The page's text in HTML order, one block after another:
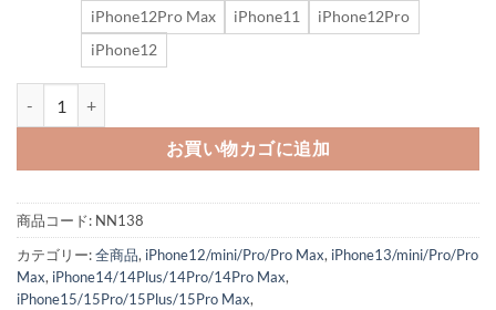
iPhone12Pro Max
iPhone11
iPhone12Pro
iPhone12
お買い物カゴに追加
商品コード: NN138
カテゴリー:全商品, iPhone12/mini/Pro/Pro Max, iPhone13/mini/Pro/Pro
Max, iPhone14/14Plus/14Pro/14Pro Max,
iPhone15/15Pro/15Plus/15Pro Max,